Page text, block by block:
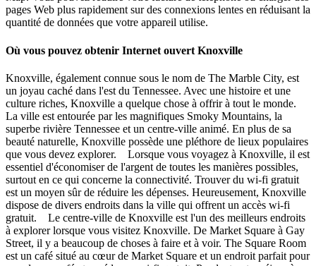
pages Web plus rapidement sur des connexions lentes en réduisant la
quantité de données que votre appareil utilise.
Où vous pouvez obtenir Internet ouvert Knoxville
Knoxville, également connue sous le nom de The Marble City, est
un joyau caché dans l'est du Tennessee. Avec une histoire et une
culture riches, Knoxville a quelque chose à offrir à tout le monde.
La ville est entourée par les magnifiques Smoky Mountains, la
superbe rivière Tennessee et un centre-ville animé. En plus de sa
beauté naturelle, Knoxville possède une pléthore de lieux populaires
que vous devez explorer. Lorsque vous voyagez à Knoxville, il est
essentiel d'économiser de l'argent de toutes les manières possibles,
surtout en ce qui concerne la connectivité. Trouver du wi-fi gratuit
est un moyen sûr de réduire les dépenses. Heureusement, Knoxville
dispose de divers endroits dans la ville qui offrent un accès wi-fi
gratuit. Le centre-ville de Knoxville est l'un des meilleurs endroits
à explorer lorsque vous visitez Knoxville. De Market Square à Gay
Street, il y a beaucoup de choses à faire et à voir. The Square Room
est un café situé au cœur de Market Square et un endroit parfait pour